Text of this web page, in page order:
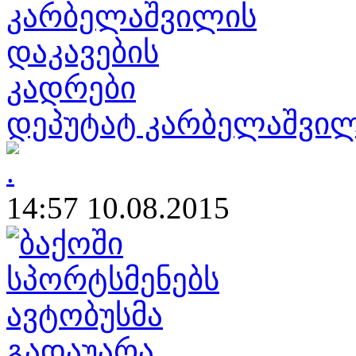
დეპუტატ
14:57 10.08.2015